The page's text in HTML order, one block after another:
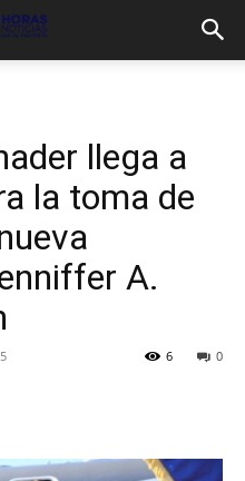
llega a
la toma de
A.
0
6